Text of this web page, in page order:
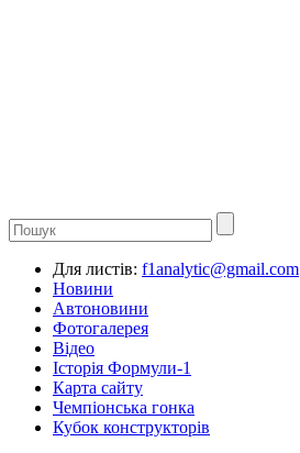
Для листів: f1analytic@gmail.com
Новини
Автоновини
Фотогалерея
Відео
Історія Формули-1
Карта сайту
Чемпіонська гонка
Кубок конструкторів